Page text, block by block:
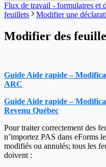
En-
En-
En-
En-
En-
TP-64
Options
Modifier le code
Modifier votre mot
Réparer la base
Modifier les
Modifier les
Envoyer un
Envoyer le journal
Session de
Flux de travail - formulaires et
feuillets
Modifier une
Modifier des
Guide Aide rapide –
ARC
Guide Aide rapide –
Revenu Québec
Pour traiter correctement des
n’importez PAS dans eForms
modifiés ou annulés; tous les
doivent :